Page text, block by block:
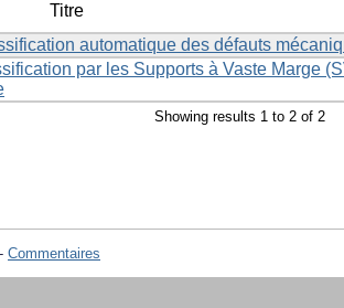
Titre
automatique des défauts
par les Supports à Vaste Marge
Showing results 1 to 2 of 2
Commentaires